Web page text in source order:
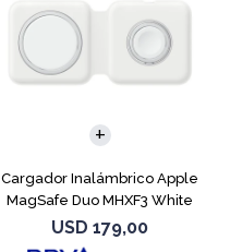
Cargador Inalámbrico Apple
MagSafe Duo MHXF3 White
USD 179,00